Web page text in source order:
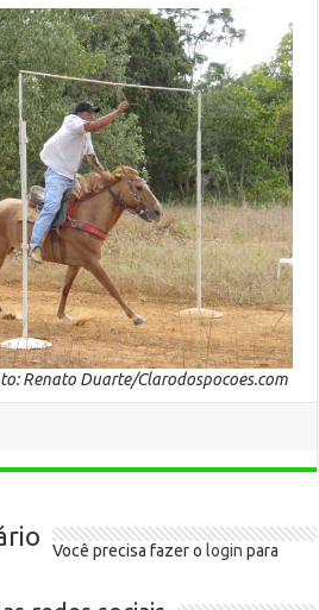
Renato Duarte/Clarodospocoes.com
Você precisa fazer o login para